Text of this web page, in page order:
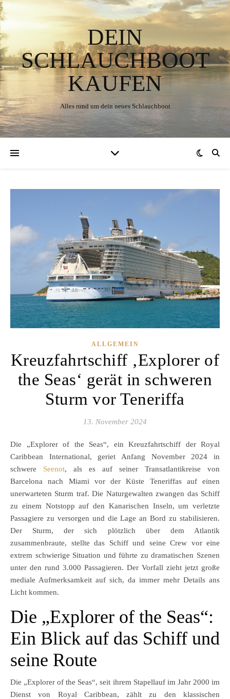
DEIN
SCHLAUCHBOOT
KAUFEN
Alles rund um dein neues Schlauchboot
ALLGEMEIN
Kreuzfahrtschiff ‚Explorer of
the Seas‘ gerät in schweren
Sturm vor Teneriffa
13. November 2024
Die „Explorer of the Seas“, ein Kreuzfahrtschiff der Royal
Caribbean International, geriet Anfang November 2024 in
schwere Seenot, als es auf seiner Transatlantikreise von
Barcelona nach Miami vor der Küste Teneriffas auf einen
unerwarteten Sturm traf. Die Naturgewalten zwangen das Schiff
zu einem Notstopp auf den Kanarischen Inseln, um verletzte
Passagiere zu versorgen und die Lage an Bord zu stabilisieren.
Der Sturm, der sich plötzlich über dem Atlantik
zusammenbraute, stellte das Schiff und seine Crew vor eine
extrem schwierige Situation und führte zu dramatischen Szenen
unter den rund 3.000 Passagieren. Der Vorfall zieht jetzt große
mediale Aufmerksamkeit auf sich, da immer mehr Details ans
Licht kommen.
Die „Explorer of the Seas“:
Ein Blick auf das Schiff und
seine Route
Die „Explorer of the Seas“, seit ihrem Stapellauf im Jahr 2000 im
Dienst von Royal Caribbean, zählt zu den klassischen